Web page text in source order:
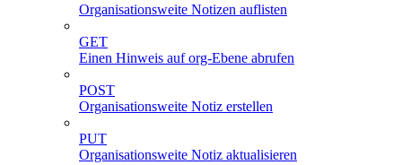
Organisationsweite Notizen auflisten
GET
Einen Hinweis auf org-Ebene abrufen
POST
Organisationsweite Notiz erstellen
PUT
Organisationsweite Notiz aktualisieren